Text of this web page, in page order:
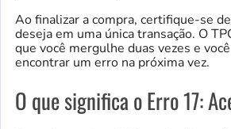
Ao finalizar a compra, certifique-se
deseja em uma única transação. O
que você mergulhe duas vezes e
encontrar um erro na próxima vez.
O que significa o Erro 17: